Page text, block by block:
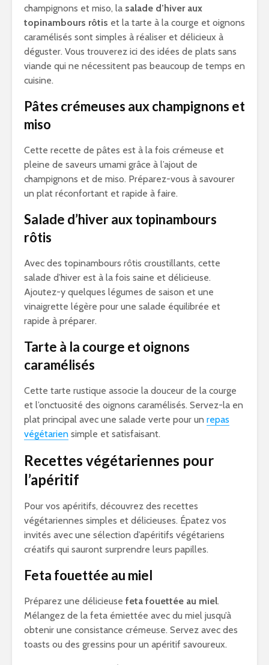
champignons et miso, la salade d’hiver aux
topinambours rôtis et la tarte à la courge et oignons
caramélisés sont simples à réaliser et délicieux à
déguster. Vous trouverez ici des idées de plats sans
viande qui ne nécessitent pas beaucoup de temps en
cuisine.
Pâtes crémeuses aux champignons et
miso
Cette recette de pâtes est à la fois crémeuse et
pleine de saveurs umami grâce à l’ajout de
champignons et de miso. Préparez-vous à savourer
un plat réconfortant et rapide à faire.
Salade d’hiver aux topinambours
rôtis
Avec des topinambours rôtis croustillants, cette
salade d’hiver est à la fois saine et délicieuse.
Ajoutez-y quelques légumes de saison et une
vinaigrette légère pour une salade équilibrée et
rapide à préparer.
Tarte à la courge et oignons
caramélisés
Cette tarte rustique associe la douceur de la courge
et l’onctuosité des oignons caramélisés. Servez-la en
plat principal avec une salade verte pour un repas
végétarien simple et satisfaisant.
Recettes végétariennes pour
l’apéritif
Pour vos apéritifs, découvrez des recettes
végétariennes simples et délicieuses. Épatez vos
invités avec une sélection d’apéritifs végétariens
créatifs qui sauront surprendre leurs papilles.
Feta fouettée au miel
Préparez une délicieuse feta fouettée au miel.
Mélangez de la feta émiettée avec du miel jusqu’à
obtenir une consistance crémeuse. Servez avec des
toasts ou des gressins pour un apéritif savoureux.